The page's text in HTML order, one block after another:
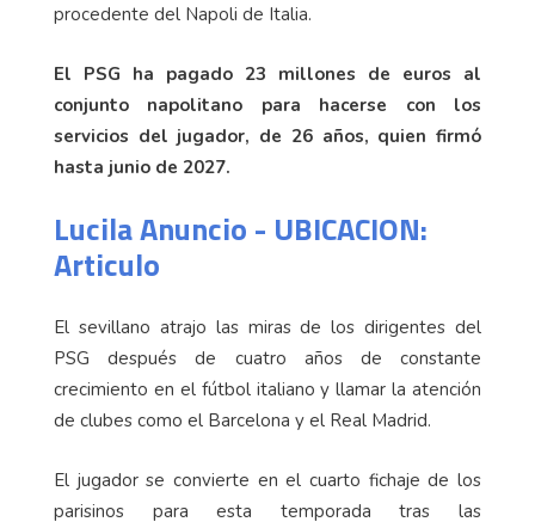
procedente del Napoli de Italia.
El PSG ha pagado 23 millones de euros al
conjunto napolitano para hacerse con los
servicios del jugador, de 26 años, quien firmó
hasta junio de 2027.
Lucila Anuncio - UBICACION:
Articulo
El sevillano atrajo las miras de los dirigentes del
PSG después de cuatro años de constante
crecimiento en el fútbol italiano y llamar la atención
de clubes como el Barcelona y el Real Madrid.
El jugador se convierte en el cuarto fichaje de los
parisinos para esta temporada tras las